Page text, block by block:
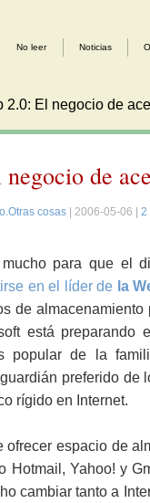
No leer Noticias
2.0: El negocio de
de
cosas | 2006-05-06 |2
para que el
en el líder de la
de
está preparando
popular de la
preferido de
rígido en Internet.
ofrecer espacio de
Hotmail, Yahoo! y
cambiar tanto a